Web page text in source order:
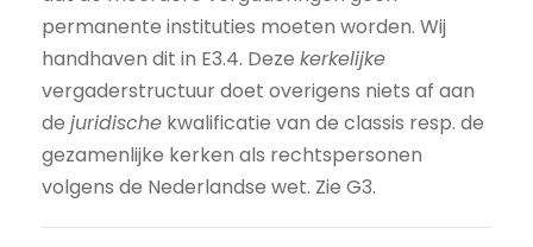
permanente instituties moeten worden. Wij
handhaven dit in E3.4. Deze kerkelijke
vergaderstructuur doet overigens niets af aan
de juridische kwalificatie van de classis resp. de
gezamenlijke kerken als rechtspersonen
volgens de Nederlandse wet. Zie G3.